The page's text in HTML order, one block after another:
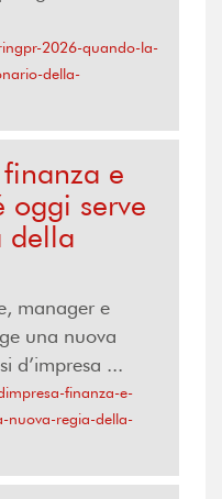
2026-quando-la-
della-
e
oggi serve
della
manager e
una nuova
d’impresa ...
finanza-e-
nuova-regia-della-